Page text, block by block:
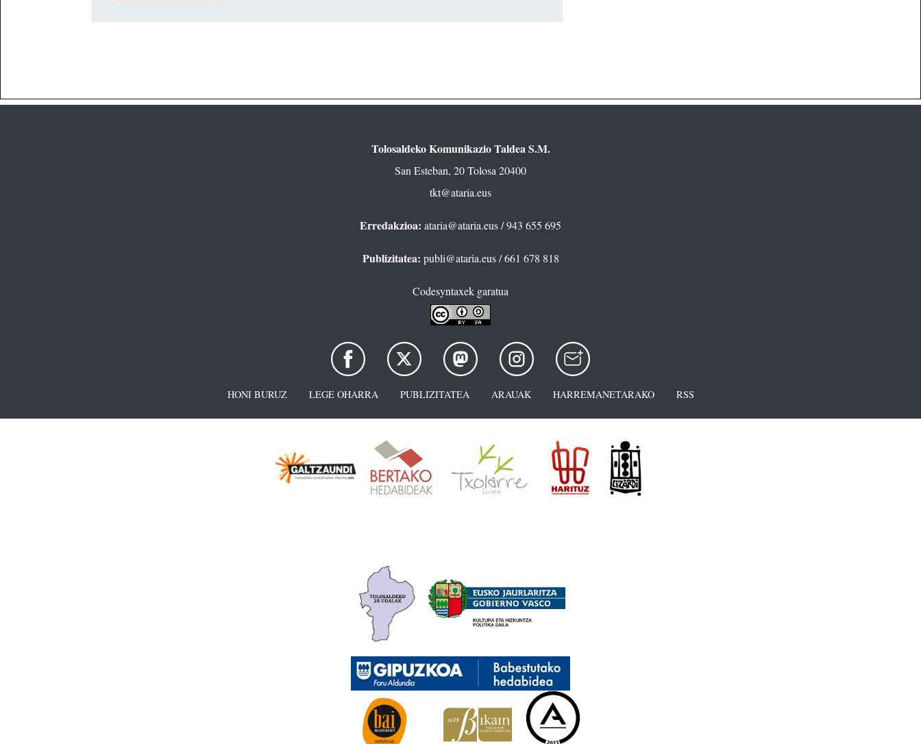
Tolosaldeko Komunikazio Taldea S.M.
San Esteban, 20 Tolosa 20400
tkt@ataria.eus
Erredakzioa: ataria@ataria.eus/ 943 655 695
Publizitatea: publi@ataria.eus/ 661 678 818
Codesyntaxek garatua
HONI BURUZ LEGE OHARRA PUBLIZITATEA ARAUAK HARREMANETARAKO RSS